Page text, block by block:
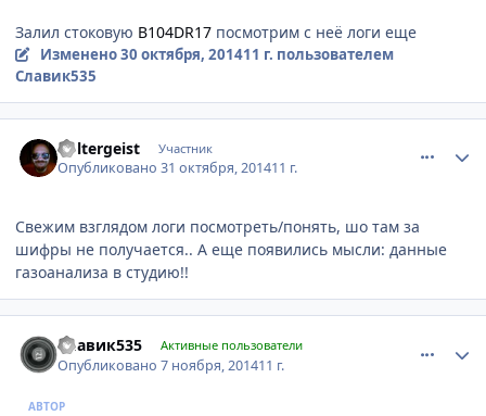
Залил стоковую B104DR17 посмотрим с неё логи еще
Изменено30 октября, 201411 г. пользователем
Славик535
Poltergeist Участник
Опубликовано31 октября, 201411 г.
Свежим взглядом логи посмотреть/понять, шо там за
шифры не получается.. А еще появились мысли: данные
газоанализа в студию!!
Славик535 Активные пользователи
Опубликовано7 ноября, 201411 г.
АВТОР